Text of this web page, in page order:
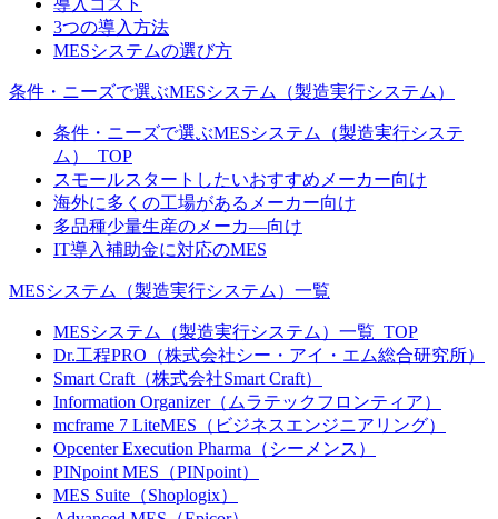
導入コスト
3つの導入方法
MESシステムの選び方
条件・ニーズで選ぶMESシステム（製造実行システム）
条件・ニーズで選ぶMESシステム（製造実行システ
ム）_TOP
スモールスタートしたいおすすめメーカー向け
海外に多くの工場があるメーカー向け
多品種少量生産のメーカ―向け
IT導入補助金に対応のMES
MESシステム（製造実行システム）一覧
MESシステム（製造実行システム）一覧_TOP
Dr.工程PRO（株式会社シー・アイ・エム総合研究所）
Smart Craft（株式会社Smart Craft）
Information Organizer（ムラテックフロンティア）
mcframe 7 LiteMES（ビジネスエンジニアリング）
Opcenter Execution Pharma（シーメンス）
PINpoint MES（PINpoint）
MES Suite（Shoplogix）